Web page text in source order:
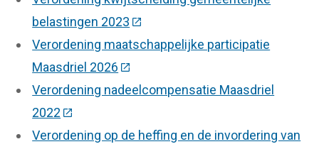
belastingen 2023 (Deze link gaat naar een externe
Verordening maatschappelijke participatie
Maasdriel 2026 (Deze link gaat naar een externe
Verordening nadeelcompensatie Maasdriel
2022 (Deze link gaat naar een externe website)
Verordening op de heffing en de invordering van